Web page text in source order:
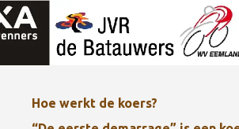
Hoe werkt de koers?